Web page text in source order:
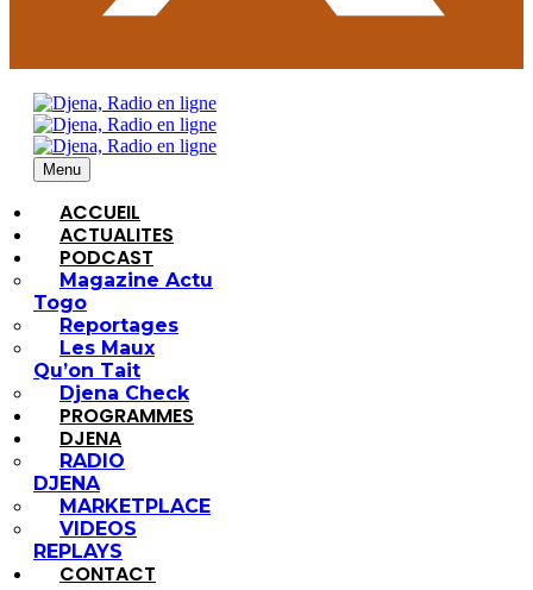
Menu
ACCUEIL
ACTUALITES
PODCAST
Magazine Actu
Togo
Reportages
Les Maux
Qu’on Tait
Djena Check
PROGRAMMES
DJENA
RADIO
DJENA
MARKETPLACE
VIDEOS
REPLAYS
CONTACT